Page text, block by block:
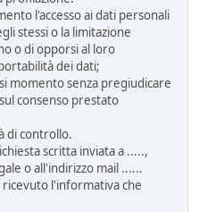
l'accesso ai dati personali
stessi o la limitazione
o di opporsi al loro
dei dati;
momento senza pregiudicare
consenso prestato
di controllo.
scritta inviata a .....,
o all'indirizzo mail ......
l'informativa che